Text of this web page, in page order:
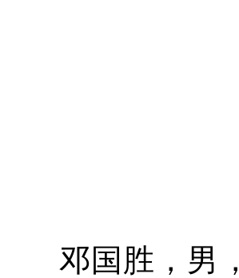
邓国胜，男